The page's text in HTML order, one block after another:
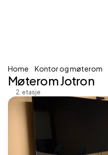
Home Kontor og møterom
Møterom Jotron
2. etasje